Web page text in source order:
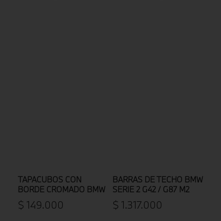
TAPACUBOS CON
BORDE CROMADO BMW
$ 149.000
BARRAS DE TECHO BMW
SERIE 2 G42 / G87 M2
$ 1.317.000